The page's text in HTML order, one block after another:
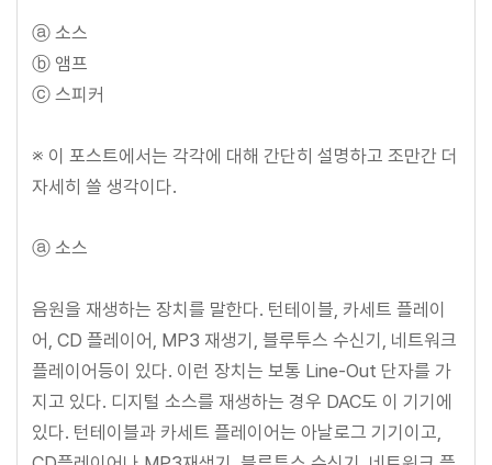
ⓐ 소스
ⓑ 앰프
ⓒ 스피커
※ 이 포스트에서는 각각에 대해 간단히 설명하고 조만간 더
자세히 쓸 생각이다.
ⓐ 소스
음원을 재생하는 장치를 말한다. 턴테이블, 카세트 플레이
어, CD 플레이어, MP3 재생기, 블루투스 수신기, 네트워크
플레이어등이 있다. 이런 장치는 보통 Line-Out 단자를 가
지고 있다. 디지털 소스를 재생하는 경우 DAC도 이 기기에
있다. 턴테이블과 카세트 플레이어는 아날로그 기기이고,